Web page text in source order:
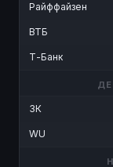
Райффайзен
ВТБ
Т-Банк
ЗК
WU